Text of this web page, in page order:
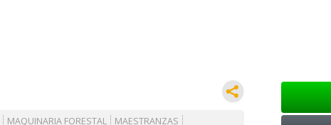
MAQUINARIA FORESTAL
MAESTRANZAS